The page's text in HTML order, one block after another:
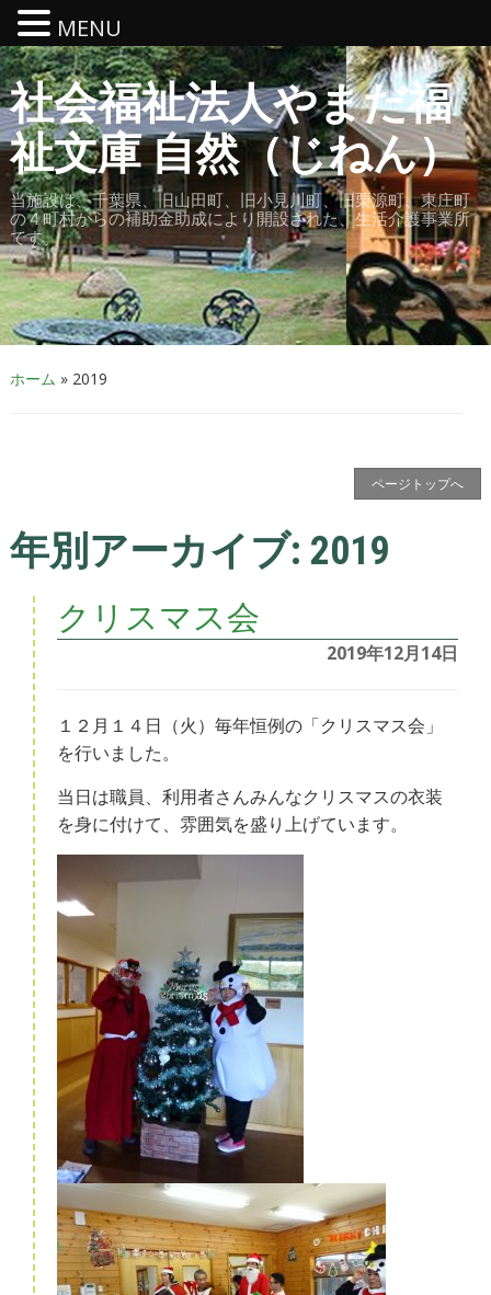
社会福祉法人やまだ福
祉文庫 自然（じねん）
当施設は、千葉県、旧山田町、旧小見川町、旧栗源町、東庄町
の４町村からの補助金助成により開設された、生活介護事業所
です。
ホーム » 2019
年別アーカイブ: 2019
クリスマス会
2019年12月14日
１２月１４日（火）毎年恒例の「クリスマス会」
を行いました。
当日は職員、利用者さんみんなクリスマスの衣装
を身に付けて、雰囲気を盛り上げています。
ページトップへ
MENU